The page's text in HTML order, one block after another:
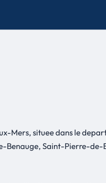
Mers, situee dans le
Benauge, Saint-Pierre-de-